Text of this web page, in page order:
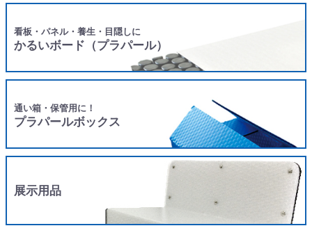
看板・パネル・養生・目隠しに
かるいボード（プラパール）
通い箱・保管用に！
プラパールボックス
展示用品